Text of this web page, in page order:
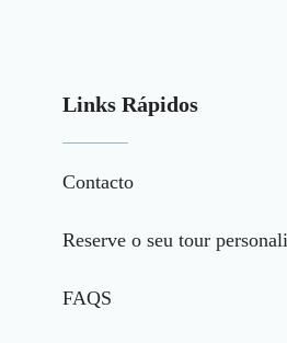
Links Rápidos
Contacto
Reserve o seu tour
FAQS